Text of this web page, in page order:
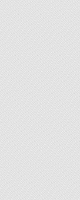
votre récit
si vous
à
vous
et de
des
fournir à